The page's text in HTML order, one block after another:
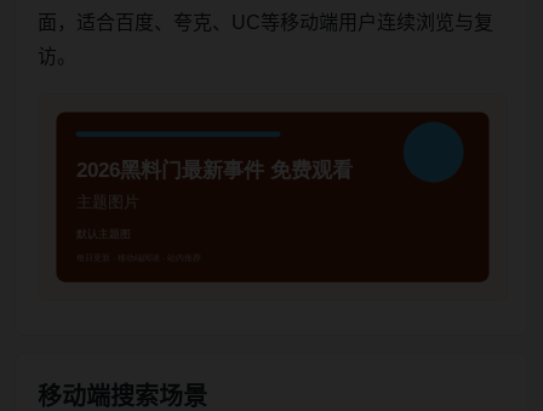
面，适合百度、夸克、UC等移动端用户连续浏览与复
访。
移动端搜索场景